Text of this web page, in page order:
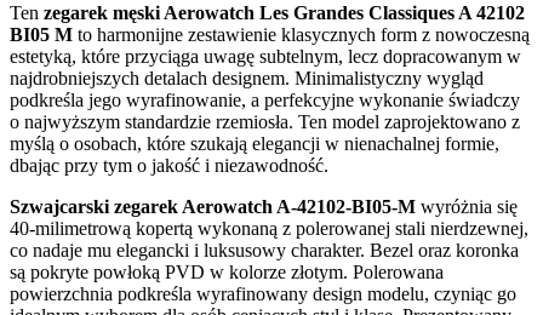
Ten zegarek męski Aerowatch Les Grandes Classiques A 42102
BI05 M to harmonijne zestawienie klasycznych form z nowoczesną
estetyką, które przyciąga uwagę subtelnym, lecz dopracowanym w
najdrobniejszych detalach designem. Minimalistyczny wygląd
podkreśla jego wyrafinowanie, a perfekcyjne wykonanie świadczy
o najwyższym standardzie rzemiosła. Ten model zaprojektowano z
myślą o osobach, które szukają elegancji w nienachalnej formie,
dbając przy tym o jakość i niezawodność.
Szwajcarski zegarek Aerowatch A-42102-BI05-M wyróżnia się
40-milimetrową kopertą wykonaną z polerowanej stali nierdzewnej,
co nadaje mu elegancki i luksusowy charakter. Bezel oraz koronka
są pokryte powłoką PVD w kolorze złotym. Polerowana
powierzchnia podkreśla wyrafinowany design modelu, czyniąc go